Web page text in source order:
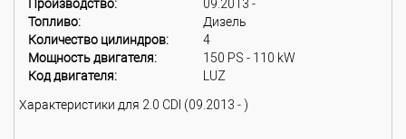
Производство:
09.2013 -
Топливо:
Дизель
Количество цилиндров:
4
Мощность двигателя:
150 PS - 110 kW
Код двигателя:
LUZ
Характеристики для 2.0 CDI (09.2013 - )